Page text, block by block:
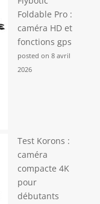
Foldable Pro :
caméra HD et
fonctions gps
posted on 8 avril
2026
Test Korons :
caméra
compacte 4K
pour
débutants